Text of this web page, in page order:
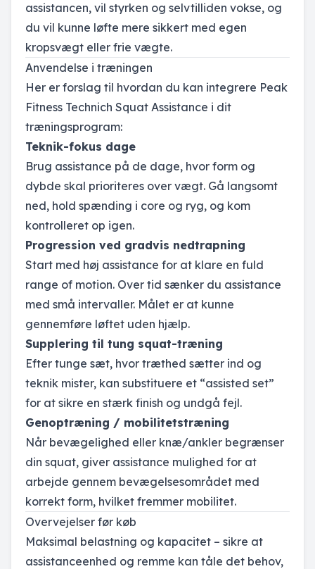
assistancen, vil styrken og selvtilliden vokse, og
du vil kunne løfte mere sikkert med egen
kropsvægt eller frie vægte.
Anvendelse i træningen
Her er forslag til hvordan du kan integrere Peak
Fitness Technich Squat Assistance i dit
træningsprogram:
Teknik-fokus dage
Brug assistance på de dage, hvor form og
dybde skal prioriteres over vægt. Gå langsomt
ned, hold spænding i core og ryg, og kom
kontrolleret op igen.
Progression ved gradvis nedtrapning
Start med høj assistance for at klare en fuld
range of motion. Over tid sænker du assistance
med små intervaller. Målet er at kunne
gennemføre løftet uden hjælp.
Supplering til tung squat-træning
Efter tunge sæt, hvor træthed sætter ind og
teknik mister, kan substituere et “assisted set”
for at sikre en stærk finish og undgå fejl.
Genoptræning / mobilitetstræning
Når bevægelighed eller knæ/ankler begrænser
din squat, giver assistance mulighed for at
arbejde gennem bevægelsesområdet med
korrekt form, hvilket fremmer mobilitet.
Overvejelser før køb
Maksimal belastning og kapacitet – sikre at
assistanceenhed og remme kan tåle det behov,